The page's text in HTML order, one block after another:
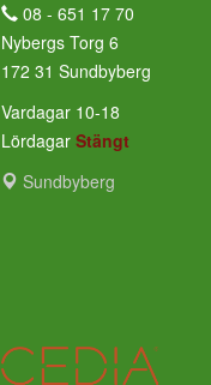
08 - 651 17 70
Nybergs Torg 6
172 31 Sundbyberg
Vardagar 10-18
Lördagar Stängt
Sundbyberg